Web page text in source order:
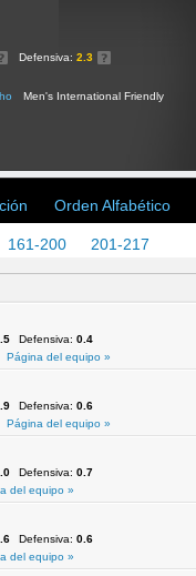
Defensiva: 2.3
Men's International Friendly
Orden Alfabético
161-200 201-217
Defensiva: 0.4
Página del equipo »
Defensiva: 0.6
Página del equipo »
Defensiva: 0.7
del equipo »
Defensiva: 0.6
del equipo »